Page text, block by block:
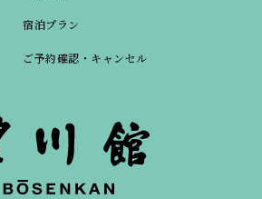
宿泊プラン
ご予約確認・キャンセル